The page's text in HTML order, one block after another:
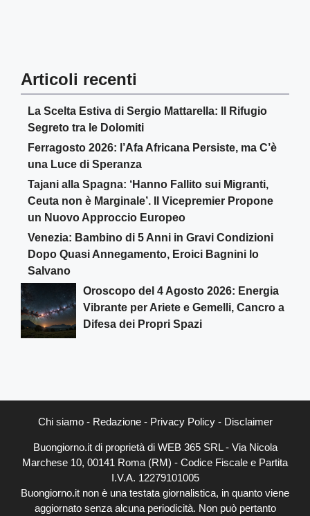
Articoli recenti
La Scelta Estiva di Sergio Mattarella: Il Rifugio
Segreto tra le Dolomiti
Ferragosto 2026: l’Afa Africana Persiste, ma C’è
una Luce di Speranza
Tajani alla Spagna: ‘Hanno Fallito sui Migranti,
Ceuta non è Marginale’. Il Vicepremier Propone
un Nuovo Approccio Europeo
Venezia: Bambino di 5 Anni in Gravi Condizioni
Dopo Quasi Annegamento, Eroici Bagnini lo
Salvano
Oroscopo del 4 Agosto 2026: Energia
Vibrante per Ariete e Gemelli, Cancro a
Difesa dei Propri Spazi
Chi siamo- Redazione- Privacy Policy- Disclaimer
Buongiorno.it di proprietà di WEB 365 SRL - Via Nicola
Marchese 10, 00141 Roma (RM) - Codice Fiscale e Partita
I.V.A. 12279101005
Buongiorno.it non è una testata giornalistica, in quanto viene
aggiornato senza alcuna periodicità. Non può pertanto